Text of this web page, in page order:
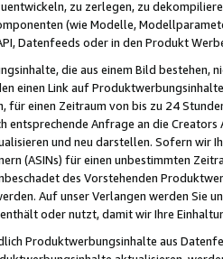
zu zerlegen, zu
(wie Modelle,
Datenfeeds oder in den Produkt
die aus einem Bild bestehen,
einen Link auf
für einen Zeitraum von bis zu 24
entsprechende Anfrage an die
und neu darstellen. Sofern wir
(ASINs) für einen unbestimmten
des Vorstehenden
Auf unser Verlangen werden Sie
oder nutzt, damit wir Ihre
Produktwerbungsinhalte aus